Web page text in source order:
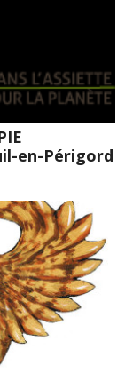
en-Périgord